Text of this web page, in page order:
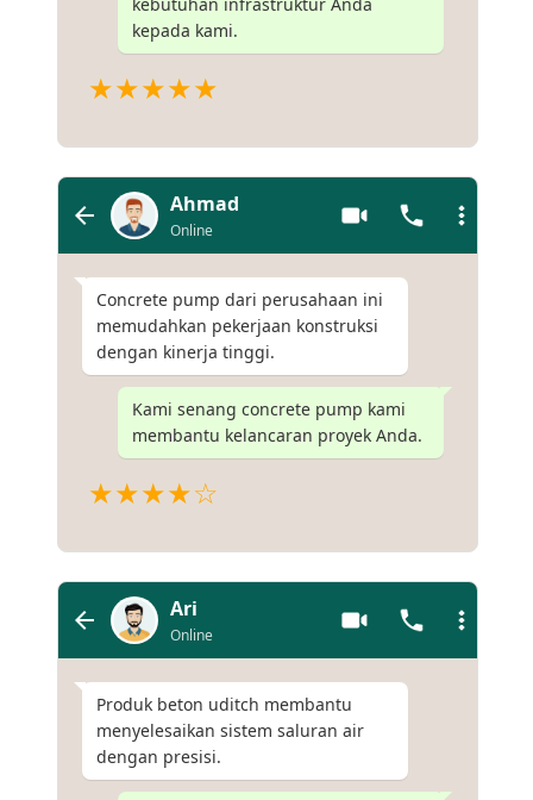
kepada kami.
★★★★★
Ahmad
Online
Concrete pump dari perusahaan ini
memudahkan pekerjaan konstruksi
dengan kinerja tinggi.
Kami senang concrete pump kami
membantu kelancaran proyek Anda.
★★★★☆
Ari
Online
Produk beton uditch membantu
menyelesaikan sistem saluran air
dengan presisi.